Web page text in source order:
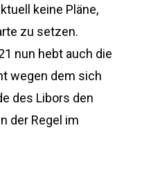
keine Pläne,
zu setzen.
nun hebt auch die
wegen dem sich
des Libors den
der Regel im